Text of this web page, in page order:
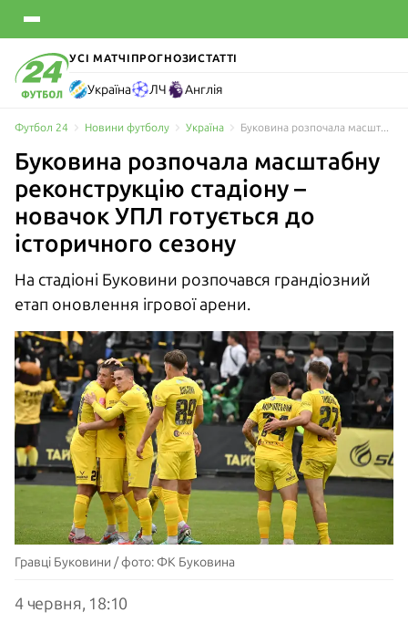
УСІ МАТЧІ ПРОГНОЗИСТАТТІ
Україна ЛЧ Англія
Футбол 24 Новини футболу Україна
Буковина розпочала масштабну
реконструкцію стадіону –
новачок УПЛ готується до
історичного сезону
На стадіоні Буковини розпочався грандіозний
етап оновлення ігрової арени.
Гравці Буковини / фото: ФК Буковина
4 червня, 18:10